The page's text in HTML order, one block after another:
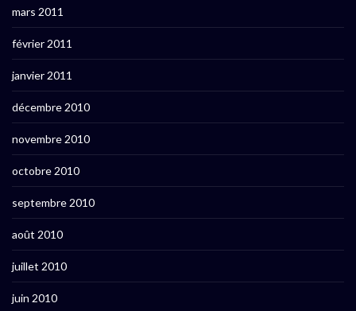
mars 2011
février 2011
janvier 2011
décembre 2010
novembre 2010
octobre 2010
septembre 2010
août 2010
juillet 2010
juin 2010